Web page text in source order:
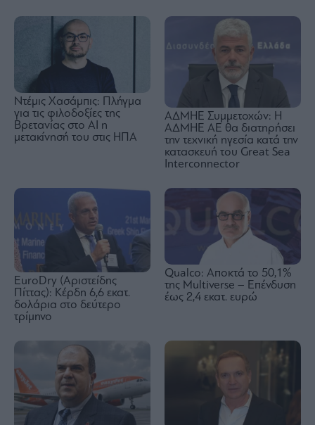
Ντέμις Χασάμπις: Πλήγμα
για τις φιλοδοξίες της
Βρετανίας στο AI η
μετακίνησή του στις ΗΠΑ
ΑΔΜΗΕ Συμμετοχών: Η
ΑΔΜΗΕ ΑΕ θα διατηρήσει
την τεχνική ηγεσία κατά την
κατασκευή του Great Sea
Interconnector
EuroDry (Αριστείδης
Πίττας): Κέρδη 6,6 εκατ.
δολάρια στο δεύτερο
τρίμηνο
Qualco: Αποκτά το 50,1%
της Multiverse – Επένδυση
έως 2,4 εκατ. ευρώ